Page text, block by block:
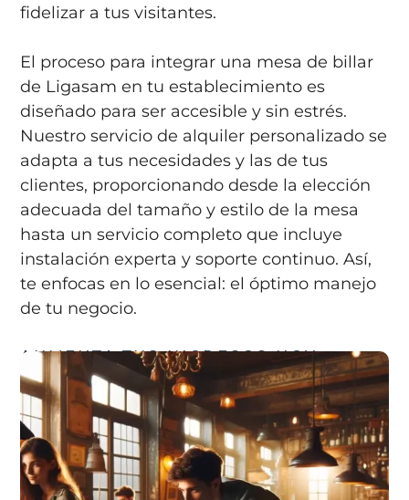
fidelizar a tus visitantes.
El proceso para integrar una mesa de billar
de Ligasam en tu establecimiento es
diseñado para ser accesible y sin estrés.
Nuestro servicio de alquiler personalizado se
adapta a tus necesidades y las de tus
clientes, proporcionando desde la elección
adecuada del tamaño y estilo de la mesa
hasta un servicio completo que incluye
instalación experta y soporte continuo. Así,
te enfocas en lo esencial: el óptimo manejo
de tu negocio.
AUMENTA TUS INGRESOS HOY